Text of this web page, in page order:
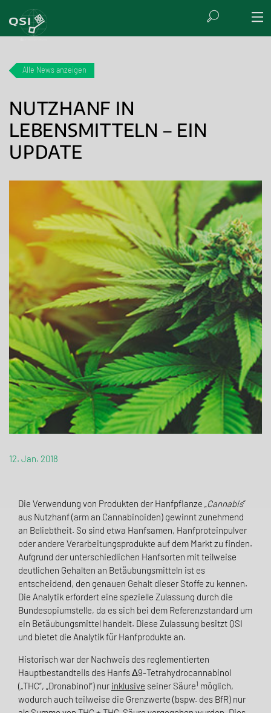
Alle News anzeigen
NUTZHANF IN
LEBENSMITTELN – EIN
UPDATE
12. Jan. 2018
Die Verwendung von Produkten der Hanfpflanze „Cannabis“
aus Nutzhanf (arm an Cannabinoiden) gewinnt zunehmend
an Beliebtheit. So sind etwa Hanfsamen, Hanfproteinpulver
oder andere Verarbeitungsprodukte auf dem Markt zu finden.
Aufgrund der unterschiedlichen Hanfsorten mit teilweise
deutlichen Gehalten an Betäubungsmitteln ist es
entscheidend, den genauen Gehalt dieser Stoffe zu kennen.
Die Analytik erfordert eine spezielle Zulassung durch die
Bundesopiumstelle, da es sich bei dem Referenzstandard um
ein Betäubungsmittel handelt. Diese Zulassung besitzt QSI
und bietet die Analytik für Hanfprodukte an.
Historisch war der Nachweis des reglementierten
Hauptbestandteils des Hanfs Δ9-Tetrahydrocannabinol
(„THC“, „Dronabinol“) nur inklusive seiner Säure1 möglich,
wodurch auch teilweise die Grenzwerte (bspw. des BfR) nur